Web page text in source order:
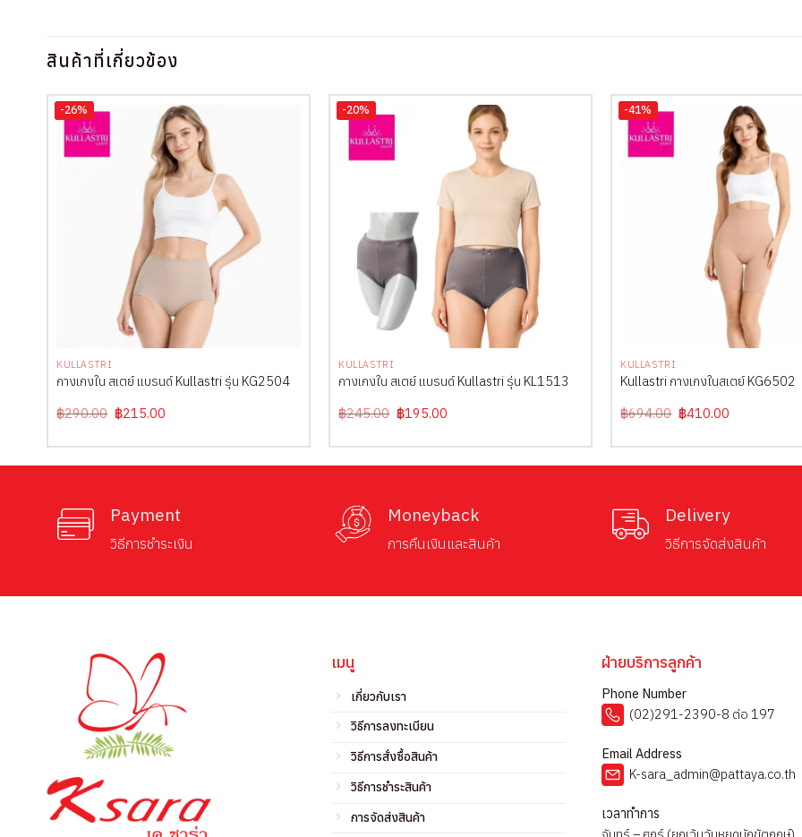
สินค้าที่เกี่ยวข้อง
-26%
KULLASTRI
กางเกงใน สเตย์ แบรนด์ Kullastri รุ่น KG2504
฿290.00 Original
price
฿290.00.
฿215.00Current
฿215.00.
-20%
KULLASTRI
กางเกงใน สเตย์ แบรนด์ Kullastri รุ่น KL1513
฿245.00 Original
price
฿245.00.
฿195.00Current
฿195.00.
-41%
KULLASTRI
Kullastri กางเกงในสเตย์ KG6502
฿694.00 Original
price
฿694.00.
฿410.00Current
฿410.00.
Payment
วิธีการชำระเงิน
Moneyback
การคืนเงินและสินค้า
Delivery
วิธีการจัดส่งสินค้า
เมนู
เกี่ยวกับเรา
วิธีการลงทะเบียน
วิธีการสั่งซื้อสินค้า
วิธีการชำระสินค้า
การจัดส่งสินค้า
ฝ่ายบริการลูกค้า
Phone Number
(02)291-2390-8 ต่อ 197
Email Address
K-sara_admin@pattaya.co.th
เวลาทำการ